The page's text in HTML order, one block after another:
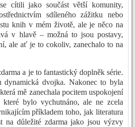
cítili jako součást větší komunity,
sdíleného zážitku nebo
knih v mém životě, ale je něco na
v hlavě – možná to jsou postavy,
ale ať je to cokoliv, zanechalo to na
a je to fantastický doplněk série.
dynamická dvojka. Nakonec to byla
mě zanechala pocitem uspokojení
bylo vychutnáno, ale ne zcela
příkladem toho, jak literatura
na důležité zdarma jako jsou výzvy